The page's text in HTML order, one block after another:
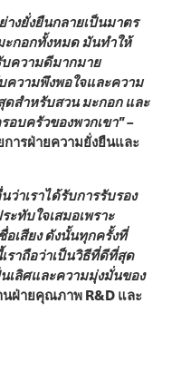
างยั่งยืนกลายเป็นมาตร
กอกทั้งหมด มันทําให้
บความดีมากมาย
วามพึงพอใจและความ
สําหรับสวน มะกอก และ
อบครัวของพวกเขา"–
ารฝ่ายความยั่งยืนและ
าเราได้รับการรับรอง
ะทับใจเสมอเพราะ
เสียง ดังนั้นทุกครั้งที่
ราถือว่าเป็นวิธีที่ดีที่สุด
เลิศและความมุ่งมั่นของ
นฝ่ายคุณภาพ R&D และ